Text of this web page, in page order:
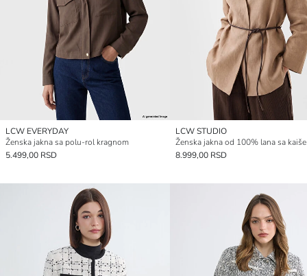
LCW EVERYDAY
Ženska jakna sa polu-rol kragnom
5.499,00 RSD
LCW STUDIO
Ženska jakna od 100% lana sa
8.999,00 RSD